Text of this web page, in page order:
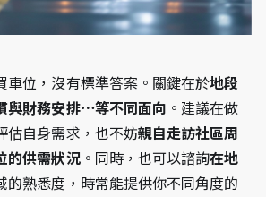
車位，沒有標準答案。關鍵在於地段
與財務安排⋯等不同面向 。建議在做
估自身需求，也不妨親自走訪社區周
的供需狀況。同時，也可以諮詢在地
的熟悉度，時常能提供你不同角度的